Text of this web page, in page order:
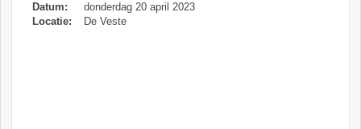
Datum:
donderdag 20 april 2023
Locatie:
De Veste